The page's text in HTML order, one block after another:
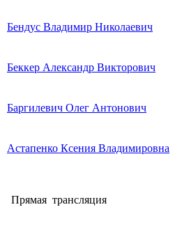
Бендус Владимир Николаевич
Беккер Александр Викторович
Баргилевич Олег Антонович
Астапенко Ксения Владимировна
Прямая трансляция